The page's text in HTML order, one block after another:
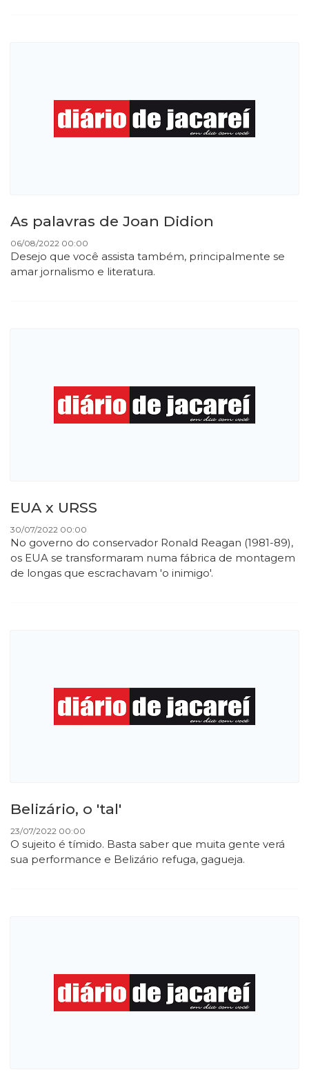
As palavras de Joan Didion
06/08/2022 00:00
Desejo que você assista também, principalmente se
amar jornalismo e literatura.
EUA x URSS
30/07/2022 00:00
No governo do conservador Ronald Reagan (1981-89),
os EUA se transformaram numa fábrica de montagem
de longas que escrachavam 'o inimigo'.
Belizário, o 'tal'
23/07/2022 00:00
O sujeito é tímido. Basta saber que muita gente verá
sua performance e Belizário refuga, gagueja.